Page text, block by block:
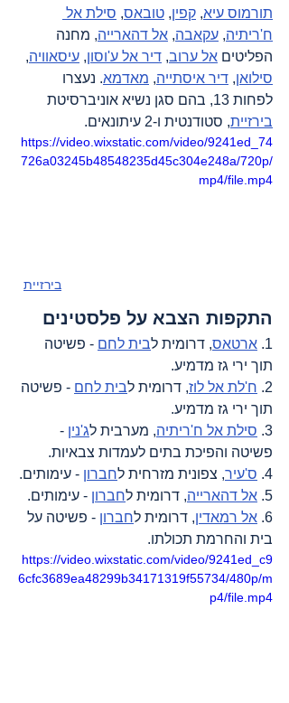
תורמוס עיא, קפין, טובאס, סילת אל
ח'ריתיה, עקאבה, אל דהארייה, מחנה
הפליטים אל ערוב, דיר אל ע'וסון, עיסאוויה,
סילואן, דיר איסתייה, מאדמא. נעצרו
לפחות 13, בהם סגן נשיא אוניברסיטת
בירזיית, סטודנטית ו-2 עיתונאים.
https://video.wixstatic.com/video/9241ed_74
726a03245b48548235d45c304e248a/720p/
mp4/file.mp4
בירזיית
התקפות הצבא על פלסטינים
1. ארטאס, דרומית לבית לחם - פשיטה
תוך ירי גז מדמיע.
2. ח'לת אל לוז, דרומית לבית לחם - פשיטה
תוך ירי גז מדמיע.
3. סילת אל ח'ריתיה, מערבית לג'נין -
פשיטה והפיכת בתים לעמדות צבאיות.
4. ס'עיר, צפונית מזרחית לחברון - עימותים.
5. אל דהארייה, דרומית לחברון - עימותים.
6. אל רמאדין, דרומית לחברון - פשיטה על
בית והחרמת תכולתו.
https://video.wixstatic.com/video/9241ed_c9
6cfc3689ea48299b34171319f55734/480p/m
p4/file.mp4